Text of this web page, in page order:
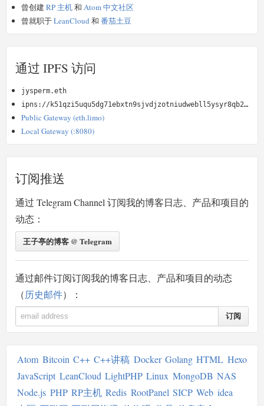
曾创建 RP 主机和 Atom 中文社区
曾就职于LeanCloud 和 番茄土豆
通过 IPFS 访问
jysperm.eth
ipns://k51qzi5uqu5dg71ebxtn9sjvdjzotniudwebll5ysyr8qb2kz4oimyydvu9n5u
Public Gateway (eth.limo)
Local Gateway (:8080)
订阅推送
通过 Telegram Channel 订阅我的博客日志、产品和项目的
动态：
王子亭的博客 @ Telegram
通过邮件订阅订阅我的博客日志、产品和项目的动态
（历史邮件）：
订阅
Atom Bitcoin C++ C++讲稿 Docker Golang HTML Hexo
JavaScript LeanCloud LightPHP Linux MongoDB NAS
Node.js PHP RP主机 Redis RootPanel SICP Web idea